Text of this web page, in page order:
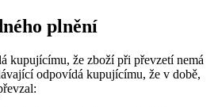
plnění
kupujícímu, že zboží při převzetí nemá
odpovídá kupujícímu, že v době,